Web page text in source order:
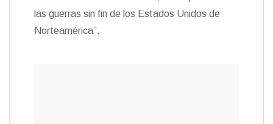
las guerras sin fin de los Estados Unidos de
Norteamérica”.